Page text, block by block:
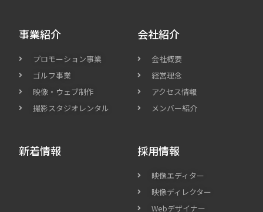
事業紹介
プロモーション事業
ゴルフ事業
映像・ウェブ制作
撮影スタジオレンタル
会社紹介
会社概要
経営理念
アクセス情報
メンバー紹介
新着情報 採用情報
映像エディター
映像ディレクター
Webデザイナー